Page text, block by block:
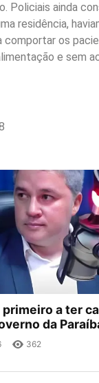
Policiais ainda
residência,
comportar os
e sem
primeiro a ter
da
362